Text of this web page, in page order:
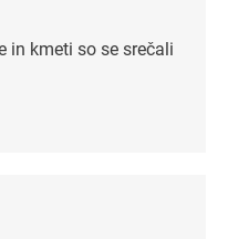
in kmeti so se srečali